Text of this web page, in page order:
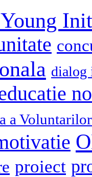
dialog
a Voluntarilor
proiect